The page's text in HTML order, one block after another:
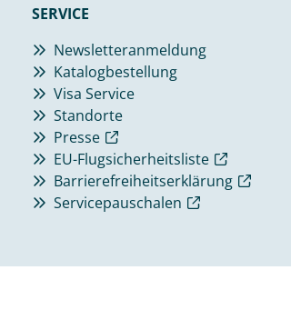
SERVICE
Newsletteranmeldung
Katalogbestellung
Visa Service
Standorte
Presse
EU-Flugsicherheitsliste
Barrierefreiheitserklärung
Servicepauschalen